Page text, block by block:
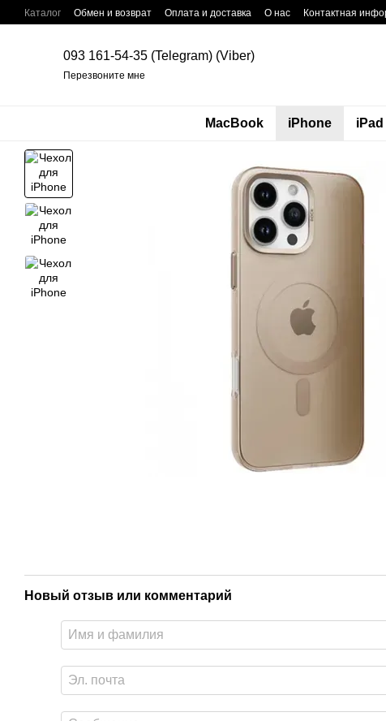
Перейти к основному контенту
Каталог Обмен и возврат Оплата и доставка О нас Контактная
093 161-54-35 (Telegram) (Viber)
Перезвоните мне
MacBook iPhone iPad
Новый отзыв или комментарий